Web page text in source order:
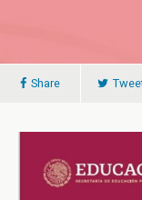
Share